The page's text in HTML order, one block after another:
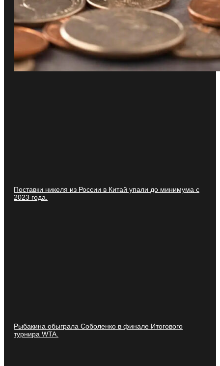
Поставки никеля из России в Китай упали до минимума с
2023 года.
Рыбакина обыграла Соболенко в финале Итогового
турнира WTA.